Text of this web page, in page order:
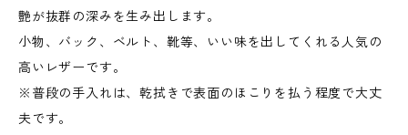
艶が抜群の深みを生み出します。
小物、バック、ベルト、靴等、いい味を出してくれる人気の
高いレザーです。
※普段の手入れは、乾拭きで表面のほこりを払う程度で大丈
夫です。